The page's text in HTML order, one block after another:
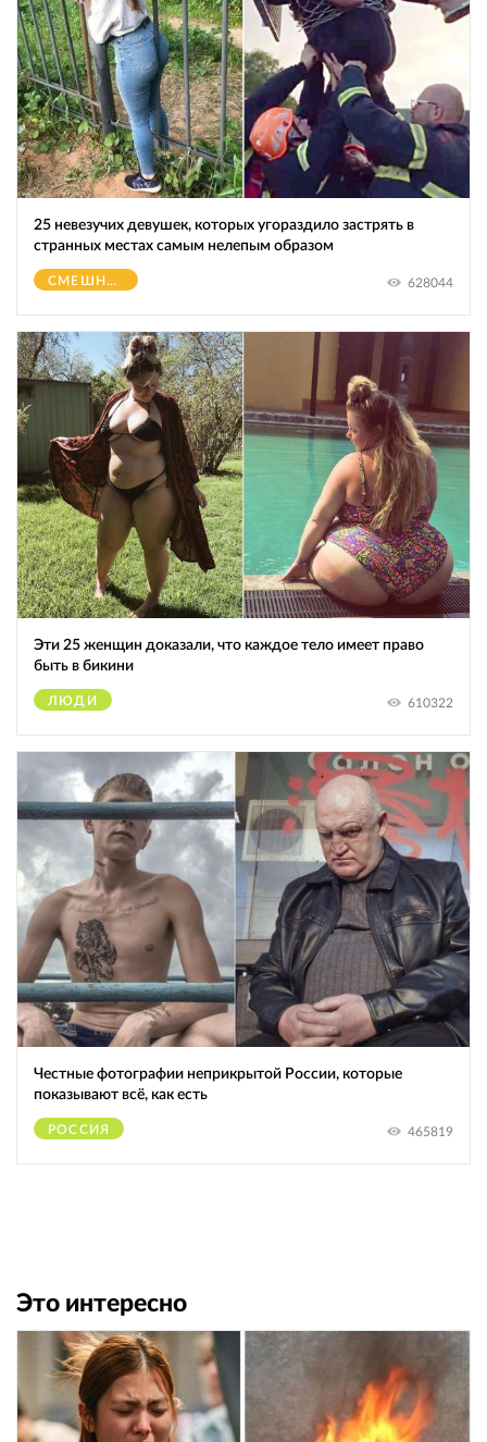
25 невезучих девушек, которых угораздило застрять в
странных местах самым нелепым образом
СМЕШНОЕ 628044
Эти 25 женщин доказали, что каждое тело имеет право
быть в бикини
ЛЮДИ 610322
Честные фотографии неприкрытой России, которые
показывают всё, как есть
РОССИЯ 465819
Это интересно